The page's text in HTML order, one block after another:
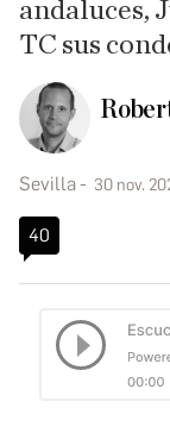
andaluces,
TC sus
Sevilla 30 nov.
40